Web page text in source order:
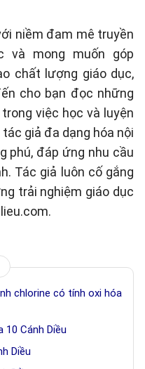
niềm đam mê truyền
và mong muốn góp
chất lượng giáo dục,
cho bạn đọc những
việc học và luyện
giả đa dạng hóa nội
phú, đáp ứng nhu cầu
Tác giả luôn cố gắng
trải nghiệm giáo dục
chlorine có tính oxi hóa
10 Cánh Diều
Diều